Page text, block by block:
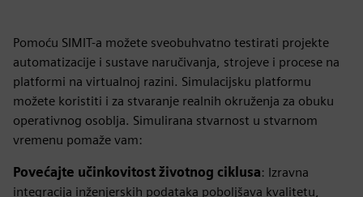
Pomoću SIMIT-a možete sveobuhvatno testirati projekte
automatizacije i sustave naručivanja, strojeve i procese na
platformi na virtualnoj razini. Simulacijsku platformu
možete koristiti i za stvaranje realnih okruženja za obuku
operativnog osoblja. Simulirana stvarnost u stvarnom
vremenu pomaže vam:
Povećajte učinkovitost životnog ciklusa: Izravna
integracija inženjerskih podataka poboljšava kvalitetu,